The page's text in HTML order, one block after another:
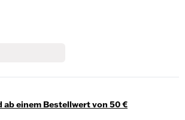
ab einem Bestellwert von 50 €